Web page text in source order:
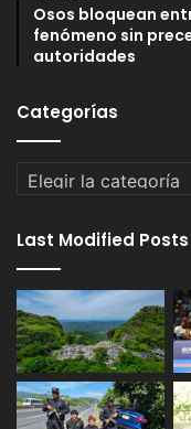
Osos bloquean
fenómeno sin
autoridades
Categorías
Categorías
Last Modified Posts